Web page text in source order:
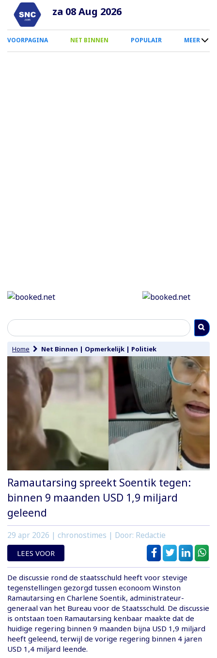
Overslaan
naar
inhoud
za 08 Aug 2026
0
Smartphone
VOORPAGINA NET BINNEN POPULAIR MEER
Home Net Binnen | Opmerkelijk | Politiek
Ramautarsing spreekt Soentik tegen:
binnen 9 maanden USD 1,9 miljard
geleend
29 apr 2026 | chronostimes | Door: Redactie
LEES VOOR
De discussie rond de staatsschuld heeft voor stevige
tegenstellingen gezorgd tussen econoom Winston
Ramautarsing en Charlene Soentik, administrateur-
generaal van het Bureau voor de Staatsschuld. De discussie
is ontstaan toen Ramautarsing kenbaar maakte dat de
huidige regering binnen 9 maanden bijna USD 1,9 miljard
heeft geleend, terwijl de vorige regering binnen 4 jaren
USD 1,4 miljard leende.